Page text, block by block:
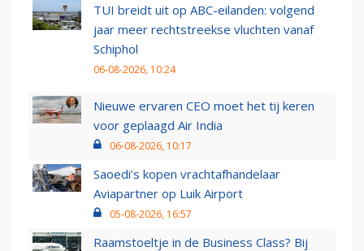
TUI breidt uit op ABC-eilanden: volgend
jaar meer rechtstreekse vluchten vanaf
Schiphol
06-08-2026, 10:24
Nieuwe ervaren CEO moet het tij keren
voor geplaagd Air India
06-08-2026, 10:17
Saoedi’s kopen vrachtafhandelaar
Aviapartner op Luik Airport
05-08-2026, 16:57
Raamstoeltje in de Business Class? Bij